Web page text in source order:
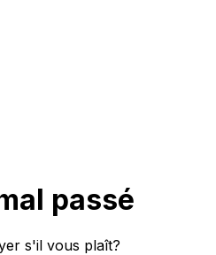
passé
s'il vous plaît?